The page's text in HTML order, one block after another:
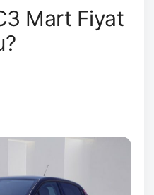
Mart Fiyat